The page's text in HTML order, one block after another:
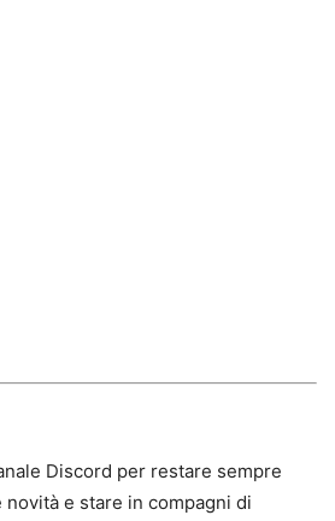
Discord per restare sempre
e stare in compagni di